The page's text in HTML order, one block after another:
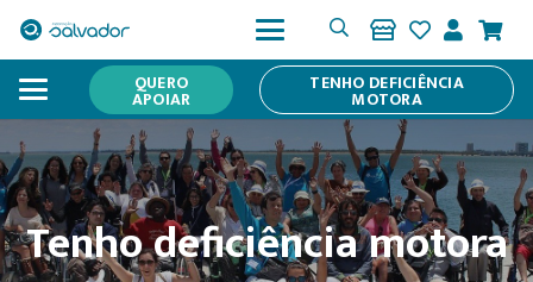
QUERO
APOIAR
TENHO DEFICIÊNCIA
MOTORA
Tenho deficiência motora